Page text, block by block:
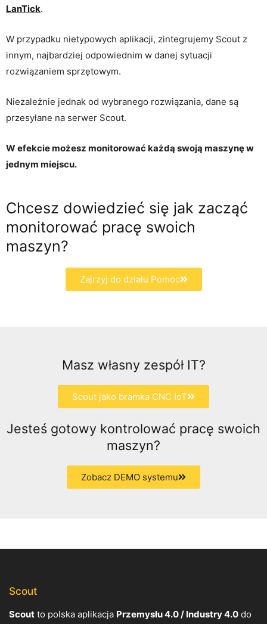
LanTick.
W przypadku nietypowych aplikacji, zintegrujemy Scout z
innym, najbardziej odpowiednim w danej sytuacji
rozwiązaniem sprzętowym.
Niezależnie jednak od wybranego rozwiązania, dane są
przesyłane na serwer Scout.
W efekcie możesz monitorować każdą swoją maszynę w
jednym miejscu.
Chcesz dowiedzieć się jak zacząć
monitorować pracę swoich
maszyn?
Zajrzyj do działu Pomoc
Masz własny zespół IT?
Scout jako bramka CNC IoT
Jesteś gotowy kontrolować pracę swoich
maszyn?
Zobacz DEMO systemu
Scout
Scout to polska aplikacja Przemysłu 4.0 / Industry 4.0 do